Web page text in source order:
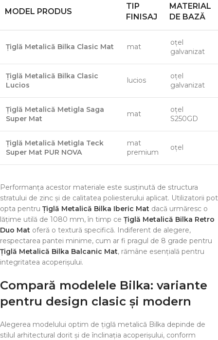
MODEL PRODUS
TIP
FINISAJ
MATERIAL
DE BAZĂ
Țiglă Metalică Bilka Clasic Mat mat
oțel
galvanizat
Țiglă Metalică Bilka Clasic
Lucios
lucios
oțel
galvanizat
Țiglă Metalică Metigla Saga
Super Mat
mat
oțel
S250GD
Țiglă Metalică Metigla Teck
Super Mat PUR NOVA
mat
premium
oțel
Performanța acestor materiale este susținută de structura
stratului de zinc și de calitatea poliesterului aplicat. Utilizatorii pot
opta pentru Țiglă Metalică Bilka Iberic Mat dacă urmăresc o
lățime utilă de 1080 mm, în timp ce Țiglă Metalică Bilka Retro
Duo Mat oferă o textură specifică. Indiferent de alegere,
respectarea pantei minime, cum ar fi pragul de 8 grade pentru
Țiglă Metalică Bilka Balcanic Mat, rămâne esențială pentru
integritatea acoperișului.
Compară modelele Bilka: variante
pentru design clasic și modern
Alegerea modelului optim de țiglă metalică Bilka depinde de
stilul arhitectural dorit și de înclinația acoperișului, conform